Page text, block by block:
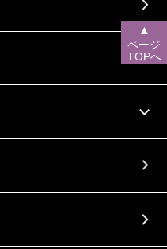
▲
ページ
TOPへ